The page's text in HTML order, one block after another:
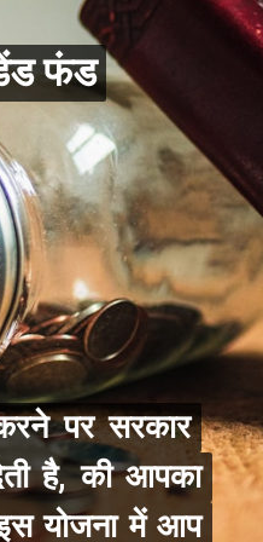
फंड
फंड
पर सरकार
है, की आपका
योजना में आप
पर सरकार
है, की आपका
योजना में आप